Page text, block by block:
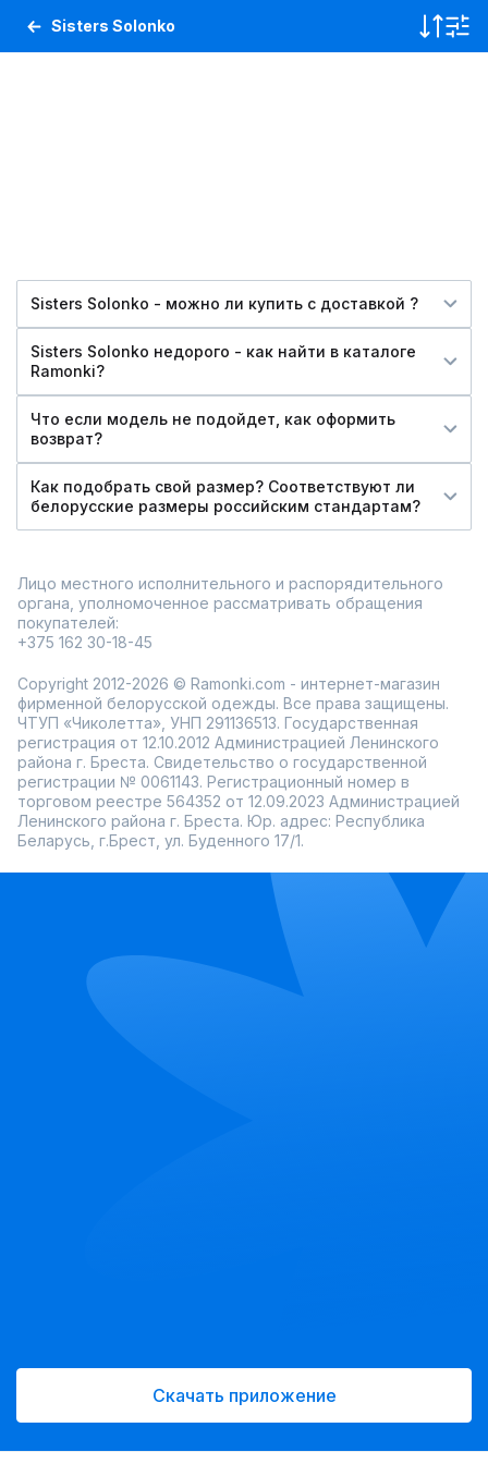
Sisters Solonko
Sisters Solonko - можно ли купить c доставкой ?
Sisters Solonko недорого - как найти в каталоге
Ramonki?
Что если модель не подойдет, как оформить
возврат?
Как подобрать свой размер? Соответствуют ли
белорусские размеры российским стандартам?
Лицо местного исполнительного и распорядительного
органа, уполномоченное рассматривать обращения
покупателей:
+375 162 30-18-45
Copyright 2012-2026 © Ramonki.com - интернет-магазин
фирменной белорусской одежды. Все права защищены.
ЧТУП «Чиколетта», УНП 291136513. Государственная
регистрация от 12.10.2012 Администрацией Ленинского
района г. Бреста. Свидетельство о государственной
регистрации № 0061143. Регистрационный номер в
торговом реестре 564352 от 12.09.2023 Администрацией
Ленинского района г. Бреста. Юр. адрес: Республика
Беларусь, г.Брест, ул. Буденного 17/1.
Скачать приложение